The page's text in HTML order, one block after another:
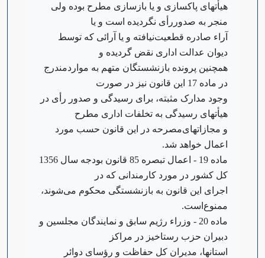
هیأتهای پاکسازی و یا بازسازی مطرح بوده ولی
منجر به صدور‌رأی نگردیده است و یا
آراء صادره قطعیت‌نیافته و یا آرائی که توسط
دیوان عدالت اداری نقض گردیده و
همچنین پرونده بازنشستگان متهم به موارد‌مندرج
در ماده 17 این قانون نیز در صورت
وجود مدارک مثبته، برای رسیدگی و صدور رأی در
هیأتهای رسیدگی به تخلفات اداری مطرح
و مجازاتهای‌مصرحه در این قانون حسب مورد
اعمال خواهد شد.
‌ماده 19 - اعمال تبصره 85 قانون بودجه سال 1356
کل کشور در مورد کارمندانی که در
اجرای این قانون به بازنشستگی محکوم می‌شوند،
ممنوع‌است.
‌ماده 20 - وزراء رژیم سابق و نمایندگان مجلسین و
دبیران حزب رستاخیز در مراکز
استانها، مدیران کل حفاظت و رؤسای دوائر